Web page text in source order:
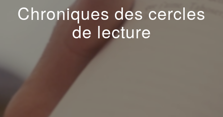
Chroniques des cercles
de lecture